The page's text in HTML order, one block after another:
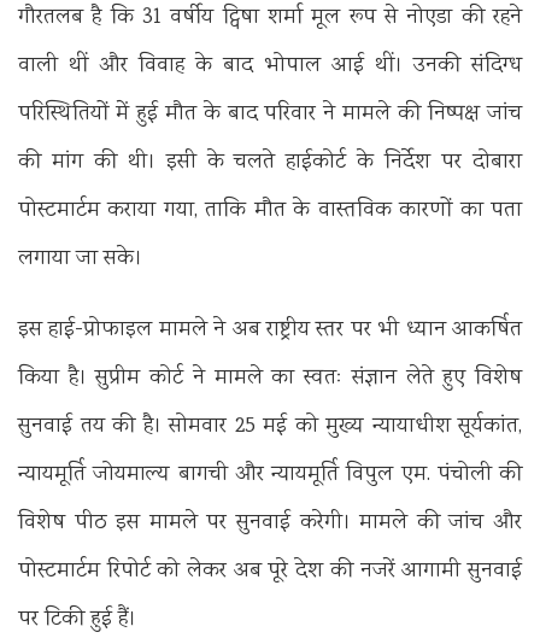
गौरतलब है कि 31 वर्षीय ट्विषा शर्मा मूल रूप से नोएडा की रहने
वाली थीं और विवाह के बाद भोपाल आई थीं। उनकी संदिग्ध
परिस्थितियों में हुई मौत के बाद परिवार ने मामले की निष्पक्ष जांच
की मांग की थी। इसी के चलते हाईकोर्ट के निर्देश पर दोबारा
पोस्टमार्टम कराया गया, ताकि मौत के वास्तविक कारणों का पता
लगाया जा सके।
इस हाई-प्रोफाइल मामले ने अब राष्ट्रीय स्तर पर भी ध्यान आकर्षित
किया है। सुप्रीम कोर्ट ने मामले का स्वतः संज्ञान लेते हुए विशेष
सुनवाई तय की है। सोमवार 25 मई को मुख्य न्यायाधीश सूर्यकांत,
न्यायमूर्ति जोयमाल्य बागची और न्यायमूर्ति विपुल एम. पंचोली की
विशेष पीठ इस मामले पर सुनवाई करेगी। मामले की जांच और
पोस्टमार्टम रिपोर्ट को लेकर अब पूरे देश की नजरें आगामी सुनवाई
पर टिकी हुई हैं।